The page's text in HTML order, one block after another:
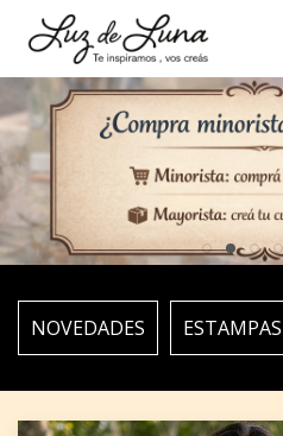
NOVEDADES ESTAMPAS